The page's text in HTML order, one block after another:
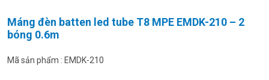
Máng đèn batten led tube T8 MPE EMDK-210 – 2
bóng 0.6m
Mã sản phẩm : EMDK-210